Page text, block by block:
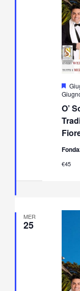
O’
€45
MER
25